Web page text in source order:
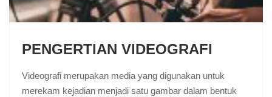
PENGERTIAN VIDEOGRAFI
Videografi merupakan media yang digunakan untuk
merekam kejadian menjadi satu gambar dalam bentuk